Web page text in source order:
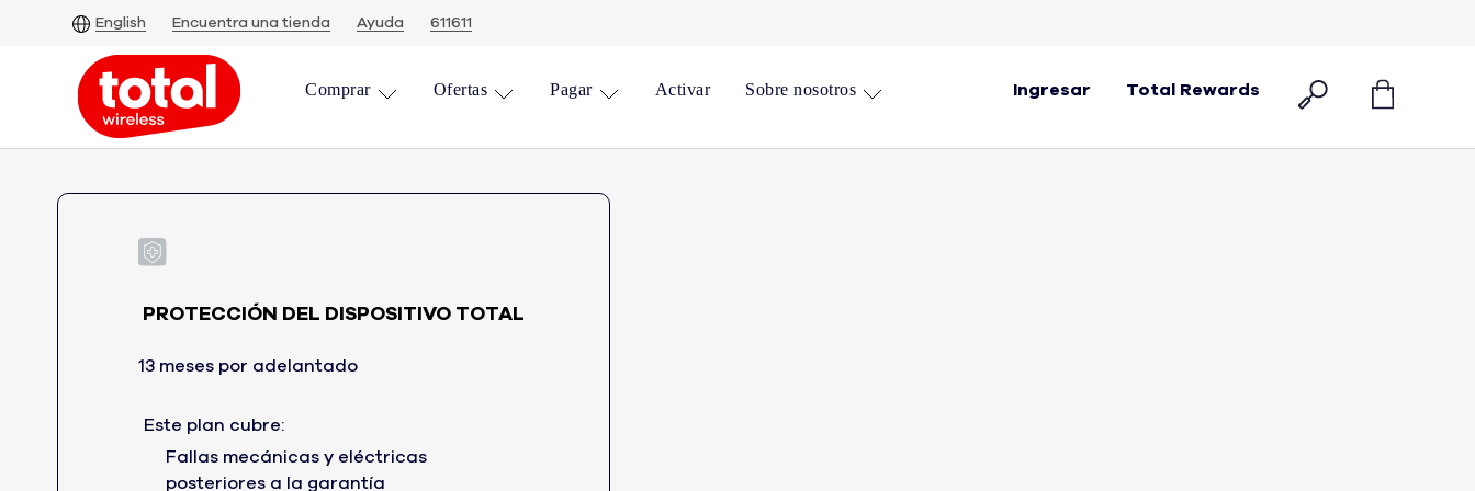
English Encuentra una tienda Ayuda 611611
Comprar Ofertas Pagar Activar Sobre nosotros Ingresar Total Rewards
PROTECCIÓN DEL DISPOSITIVO TOTAL
13 meses por adelantado
Este plan cubre:
Fallas mecánicas y eléctricas
posteriores a la garantía